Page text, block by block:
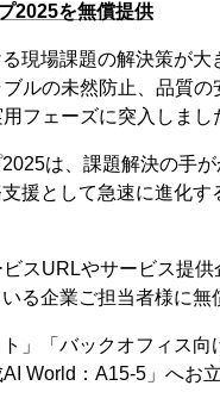
2025を無償提供
現場課題の解決策が
ルの未然防止、品質
フェーズに突入しまし
は、課題解決の手
援として急速に進化
スURLやサービス提
る企業ご担当者様に無
」「バックオフィス
World：A15-5」へお